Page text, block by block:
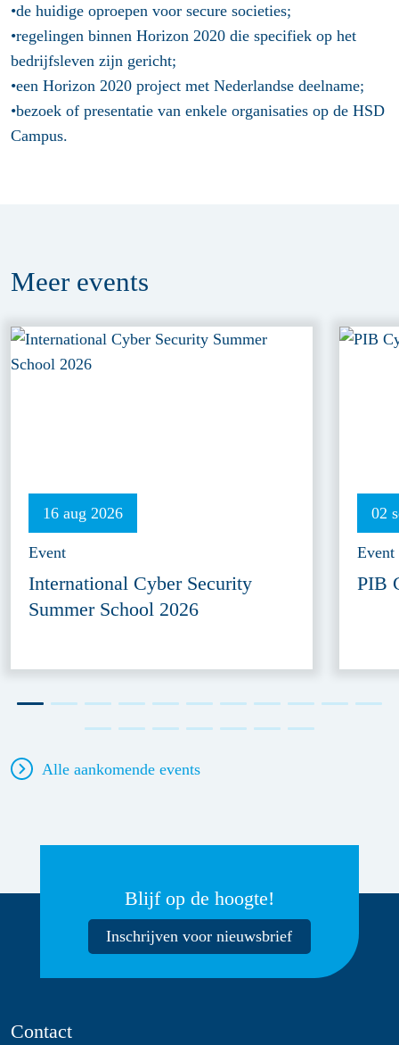
•de huidige oproepen voor secure societies;
•regelingen binnen Horizon 2020 die specifiek op het
bedrijfsleven zijn gericht;
•een Horizon 2020 project met Nederlandse deelname;
•bezoek of presentatie van enkele organisaties op de HSD
Campus.
Meer events
16 aug 2026
Event
International Cyber Security
Summer School 2026
02
Event
PIB
Alle aankomende events
Blijf op de hoogte!
Inschrijven voor nieuwsbrief
Contact